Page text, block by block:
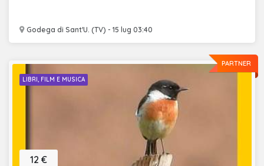
Godega di Sant'U. (TV) - 15 lug 03:40
PARTNER
LIBRI, FILM E MUSICA
12 €